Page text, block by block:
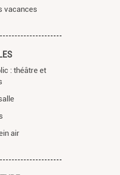
vacances
: théâtre et
air